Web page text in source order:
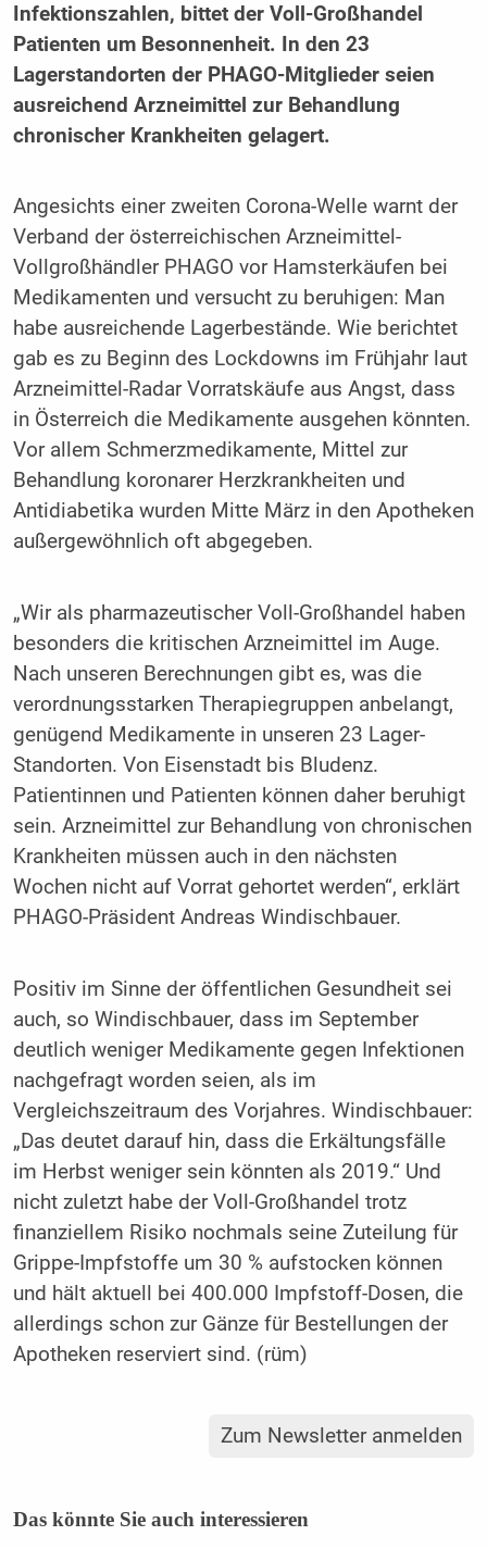
Infektionszahlen, bittet der Voll-Großhandel
Patienten um Besonnenheit. In den 23
Lagerstandorten der PHAGO-Mitglieder seien
ausreichend Arzneimittel zur Behandlung
chronischer Krankheiten gelagert.
Angesichts einer zweiten Corona-Welle warnt der
Verband der österreichischen Arzneimittel-
Vollgroßhändler PHAGO vor Hamsterkäufen bei
Medikamenten und versucht zu beruhigen: Man
habe ausreichende Lagerbestände. Wie berichtet
gab es zu Beginn des Lockdowns im Frühjahr laut
Arzneimittel-Radar Vorratskäufe aus Angst, dass
in Österreich die Medikamente ausgehen könnten.
Vor allem Schmerzmedikamente, Mittel zur
Behandlung koronarer Herzkrankheiten und
Antidiabetika wurden Mitte März in den Apotheken
außergewöhnlich oft abgegeben.
„Wir als pharmazeutischer Voll-Großhandel haben
besonders die kritischen Arzneimittel im Auge.
Nach unseren Berechnungen gibt es, was die
verordnungsstarken Therapiegruppen anbelangt,
genügend Medikamente in unseren 23 Lager-
Standorten. Von Eisenstadt bis Bludenz.
Patientinnen und Patienten können daher beruhigt
sein. Arzneimittel zur Behandlung von chronischen
Krankheiten müssen auch in den nächsten
Wochen nicht auf Vorrat gehortet werden“, erklärt
PHAGO-Präsident Andreas Windischbauer.
Positiv im Sinne der öffentlichen Gesundheit sei
auch, so Windischbauer, dass im September
deutlich weniger Medikamente gegen Infektionen
nachgefragt worden seien, als im
Vergleichszeitraum des Vorjahres. Windischbauer:
„Das deutet darauf hin, dass die Erkältungsfälle
im Herbst weniger sein könnten als 2019.“ Und
nicht zuletzt habe der Voll-Großhandel trotz
finanziellem Risiko nochmals seine Zuteilung für
Grippe-Impfstoffe um 30 % aufstocken können
und hält aktuell bei 400.000 Impfstoff-Dosen, die
allerdings schon zur Gänze für Bestellungen der
Apotheken reserviert sind. (rüm)
Zum Newsletter anmelden
Das könnte Sie auch interessieren